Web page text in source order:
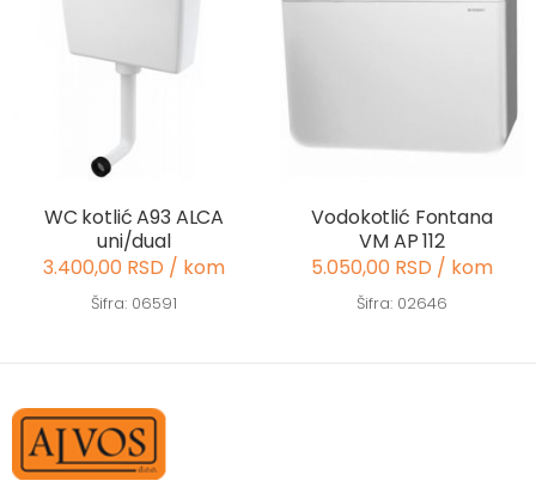
WC kotlić A93 ALCA
uni/dual
3.400,00 RSD / kom
Šifra: 06591
Vodokotlić Fontana
VM AP 112
5.050,00 RSD / kom
Šifra: 02646